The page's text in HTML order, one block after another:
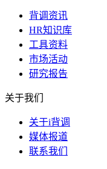
背调资讯
HR知识库
工具资料
市场活动
研究报告
关于我们
关于i背调
媒体报道
联系我们